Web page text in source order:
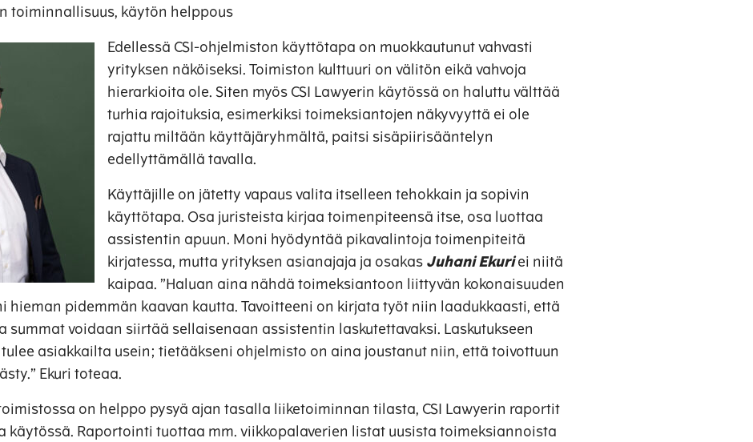
toiminnallisuus, käytön helppous
Edellessä CSI-ohjelmiston käyttötapa on muokkautunut vahvasti
yrityksen näköiseksi. Toimiston kulttuuri on välitön eikä vahvoja
hierarkioita ole. Siten myös CSI Lawyerin käytössä on haluttu välttää
turhia rajoituksia, esimerkiksi toimeksiantojen näkyvyyttä ei ole
rajattu miltään käyttäjäryhmältä, paitsi sisäpiirisääntelyn
edellyttämällä tavalla.
Käyttäjille on jätetty vapaus valita itselleen tehokkain ja sopivin
käyttötapa. Osa juristeista kirjaa toimenpiteensä itse, osa luottaa
assistentin apuun. Moni hyödyntää pikavalintoja toimenpiteitä
kirjatessa, mutta yrityksen asianajaja ja osakas Juhani Ekuriei niitä
kaipaa. ”Haluan aina nähdä toimeksiantoon liittyvän kokonaisuuden
hieman pidemmän kaavan kautta. Tavoitteeni on kirjata työt niin laadukkaasti, että
summat voidaan siirtää sellaisenaan assistentin laskutettavaksi. Laskutukseen
asiakkailta usein; tietääkseni ohjelmisto on aina joustanut niin, että toivottuun
Ekuri toteaa.
on helppo pysyä ajan tasalla liiketoiminnan tilasta, CSI Lawyerin raportit
käytössä. Raportointi tuottaa mm. viikkopalaverien listat uusista toimeksiannoista